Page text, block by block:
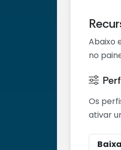
Abaixo
no
Os
ativar